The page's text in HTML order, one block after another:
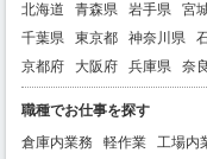
北海道
青森県 岩手県 宮
千葉県
東京都 神奈川県
京都府
大阪府 兵庫県 奈
職種でお仕事を探す
倉庫内業務
軽作業 工場内